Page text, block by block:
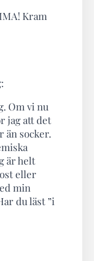
Kram
Om vi nu
jag att det
än socker.
är helt
eller
min
du läst ”i